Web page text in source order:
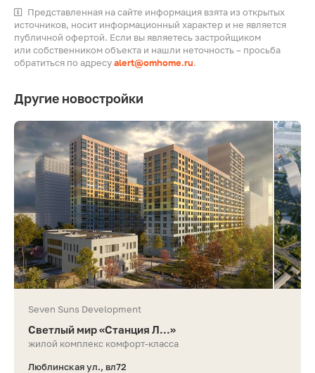
Представленная на сайте информация взята из открытых
источников, носит информационный характер и не является
публичной офертой. Если вы являетесь застройщиком
или собственником объекта и нашли неточность – просьба
обратиться по адресуalert@omhome.ru.
Другие новостройки
Seven Suns Development
Светлый мир «Станция Л...»
жилой комплекс комфорт-класса
Люблинская ул., вл72